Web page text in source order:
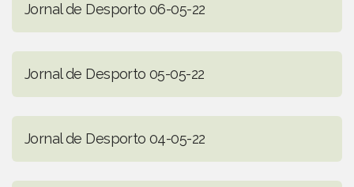
Jornal de Desporto 06-05-22
Jornal de Desporto 05-05-22
Jornal de Desporto 04-05-22